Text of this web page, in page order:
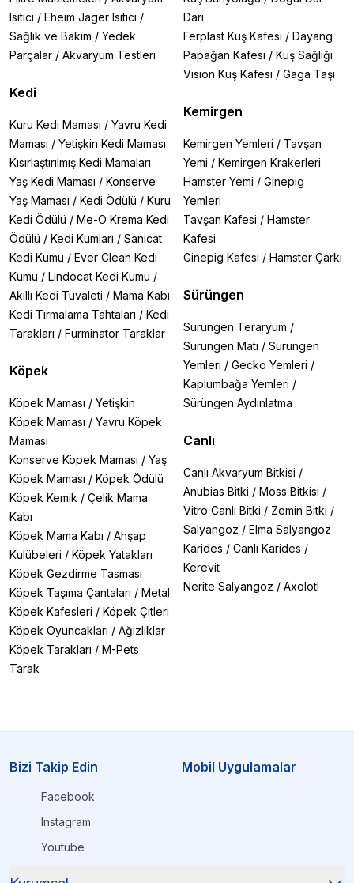
Isıtıcı / Eheim Jager Isıtıcı /
Sağlık ve Bakım / Yedek
Parçalar / Akvaryum Testleri
Kedi
Kuru Kedi Maması / Yavru Kedi
Maması / Yetişkin Kedi Maması
Kısırlaştırılmış Kedi Mamaları
Yaş Kedi Maması / Konserve
Yaş Maması / Kedi Ödülü / Kuru
Kedi Ödülü / Me-O Krema Kedi
Ödülü / Kedi Kumları / Sanicat
Kedi Kumu / Ever Clean Kedi
Kumu / Lindocat Kedi Kumu /
Akıllı Kedi Tuvaleti / Mama Kabı
Kedi Tırmalama Tahtaları / Kedi
Tarakları / Furminator Taraklar
Köpek
Köpek Maması / Yetişkin
Köpek Maması / Yavru Köpek
Maması
Konserve Köpek Maması / Yaş
Köpek Maması / Köpek Ödülü
Köpek Kemik / Çelik Mama
Kabı
Köpek Mama Kabı / Ahşap
Kulübeleri / Köpek Yatakları
Köpek Gezdirme Tasması
Köpek Taşıma Çantaları / Metal
Köpek Kafesleri / Köpek Çitleri
Köpek Oyuncakları / Ağızlıklar
Köpek Tarakları / M-Pets
Tarak
Darı
Ferplast Kuş Kafesi / Dayang
Papağan Kafesi / Kuş Sağlığı
Vision Kuş Kafesi / Gaga Taşı
Kemirgen
Kemirgen Yemleri / Tavşan
Yemi / Kemirgen Krakerleri
Hamster Yemi / Ginepig
Yemleri
Tavşan Kafesi / Hamster
Kafesi
Ginepig Kafesi / Hamster Çarkı
Sürüngen
Sürüngen Teraryum /
Sürüngen Matı / Sürüngen
Yemleri / Gecko Yemleri /
Kaplumbağa Yemleri /
Sürüngen Aydınlatma
Canlı
Canlı Akvaryum Bitkisi /
Anubias Bitki / Moss Bitkisi /
Vitro Canlı Bitki / Zemin Bitki /
Salyangoz / Elma Salyangoz
Karides / Canlı Karides /
Kerevit
Nerite Salyangoz / Axolotl
Bizi Takip Edin
Facebook
Instagram
Youtube
Mobil Uygulamalar